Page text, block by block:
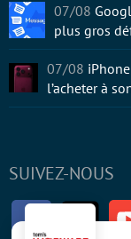
SUIVEZ-NOUS
Facebook
07/08
plus gros
07/08
l’acheter à